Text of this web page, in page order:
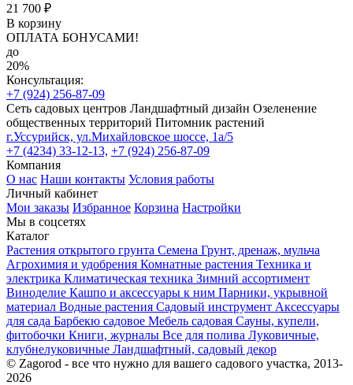
21 700 ₽
В корзину
ОПЛАТА БОНУСАМИ!
до
20%
Консультация:
+7 (924) 256-87-09
Сеть садовых центров Ландшафтный дизайн Озеленение
общественных территорий Питомник растений
г.Уссурийск, ул.Михайловское шоссе, 1а/5
+7 (4234) 33-12-13, +7 (924) 256-87-09
Компания
О нас Наши контакты Условия работы
Личный кабинет
Мои заказы Избранное Корзина Настройки
Мы в соцсетях
Каталог
Растения открытого грунта Семена Грунт, дренаж, мульча
Агрохимия и удобрения Комнатные растения Техника и
электрика Климатическая техника Зимний ассортимент
Виноделие Кашпо и аксессуары к ним Парники, укрывной
материал Водные растения Садовый инструмент Аксессуары
для сада Барбекю садовое Мебель садовая Сауны, купели,
фитобочки Книги, журналы Все для полива Луковичные,
клубнелуковичные Ландшафтный, садовый декор
© Zagorod - все что нужно для вашего садового участка, 2013-
2026